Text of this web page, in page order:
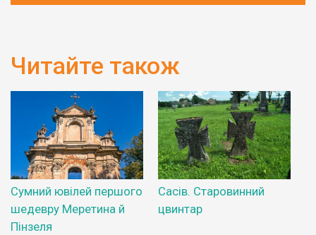
Читайте також
Сумний ювілей першого
шедевру Меретина й
Пінзеля
Сасів. Старовинний
цвинтар